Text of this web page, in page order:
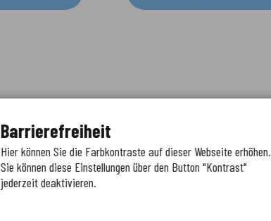
Barrierefreiheit
Hier können Sie die Farbkontraste auf dieser Webseite erhöhen.
Sie können diese Einstellungen über den Button "Kontrast"
jederzeit deaktivieren.